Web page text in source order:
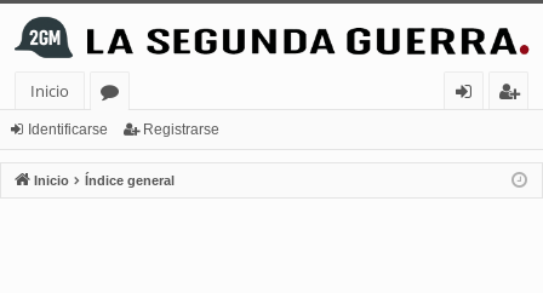
Inicio
or
os
nt
ifi
ist
ra
Identificarse Registrarse
Inicio Índice general